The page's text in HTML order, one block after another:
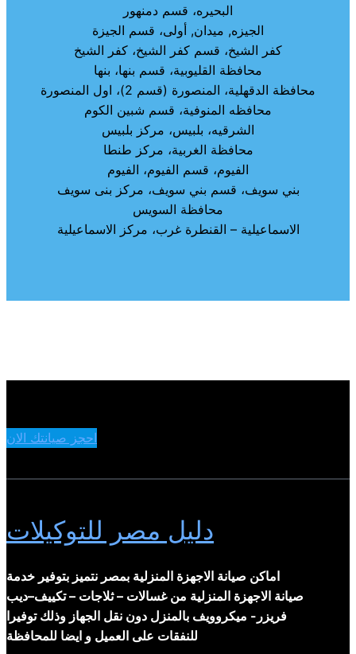
البحيره، قسم دمنهور
الجيزه, ميدان, أولى، قسم الجيزة
كفر الشيخ، قسم كفر الشيخ، كفر الشيخ
محافظة القليوبية، قسم بنها، بنها
محافظة الدقهلية، المنصورة (قسم 2)، اول المنصورة
محافظه المنوفية، قسم شبين الكوم
الشرقيه، بلبيس، مركز بلبيس
محافظة الغربية، مركز طنطا
الفيوم، قسم الفيوم، الفيوم
بني سويف، قسم بني سويف، مركز بنى سويف
محافظة السويس
الاسماعيلية – القنطرة غرب، مركز الاسماعيلية
احجز صيانتك الان
دليل مصر للتوكيلات
اماكن صيانة الاجهزة المنزلية بمصر نتميز بتوفير خدمة
صيانة الاجهزة المنزلية من غسالات – ثلاجات – تكييف–ديب
فريزر- ميكروويف بالمنزل دون نقل الجهاز وذلك توفيرا
للنفقات على العميل و ايضا للمحافظة